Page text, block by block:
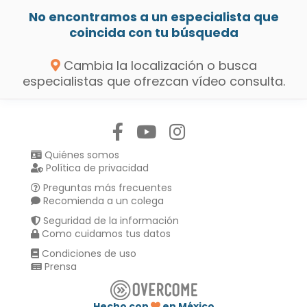
No encontramos a un especialista que
coincida con tu búsqueda
Cambia la localización o busca
especialistas que ofrezcan vídeo consulta.
Quiénes somos
Política de privacidad
Preguntas más frecuentes
Recomienda a un colega
Seguridad de la información
Como cuidamos tus datos
Condiciones de uso
Prensa